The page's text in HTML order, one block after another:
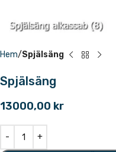
Hem Spjälsäng
Spjälsäng
13000,00 kr